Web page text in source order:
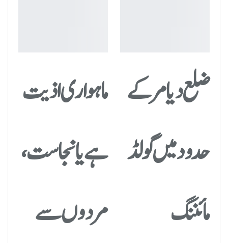
ضلع دیامر کے
حدود میں گولڈ
مائننگ
ماہواری اذیت
ہے یا نجاست،
مردوں سے